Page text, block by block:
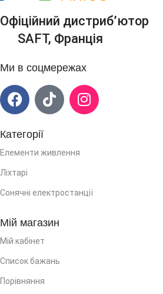
Офіційний дистриб’ютор
SAFT, Франція
Ми в соцмережах
Категорії
Елементи живлення
Ліхтарі
Сонячні електростанції
Мій магазин
Мій кабінет
Список бажань
Порівняння